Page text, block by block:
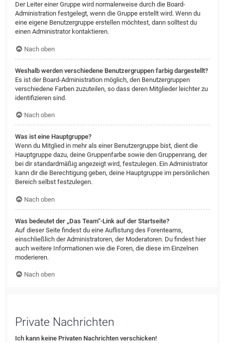
Der Leiter einer Gruppe wird normalerweise durch die Board-
Administration festgelegt, wenn die Gruppe erstellt wird. Wenn du
eine eigene Benutzergruppe erstellen möchtest, dann solltest du
einen Administrator kontaktieren.
Nach oben
Weshalb werden verschiedene Benutzergruppen farbig dargestellt?
Es ist der Board-Administration möglich, den Benutzergruppen
verschiedene Farben zuzuteilen, so dass deren Mitglieder leichter zu
identifizieren sind.
Nach oben
Was ist eine Hauptgruppe?
Wenn du Mitglied in mehr als einer Benutzergruppe bist, dient die
Hauptgruppe dazu, deine Gruppenfarbe sowie den Gruppenrang, der
bei dir standardmäßig angezeigt wird, festzulegen. Ein Administrator
kann dir die Berechtigung geben, deine Hauptgruppe im persönlichen
Bereich selbst festzulegen.
Nach oben
Was bedeutet der „Das Team“-Link auf der Startseite?
Auf dieser Seite findest du eine Auflistung des Forenteams,
einschließlich der Administratoren, der Moderatoren. Du findest hier
auch weitere Informationen wie die Foren, die diese im Einzelnen
moderieren.
Nach oben
Private Nachrichten
Ich kann keine Privaten Nachrichten verschicken!